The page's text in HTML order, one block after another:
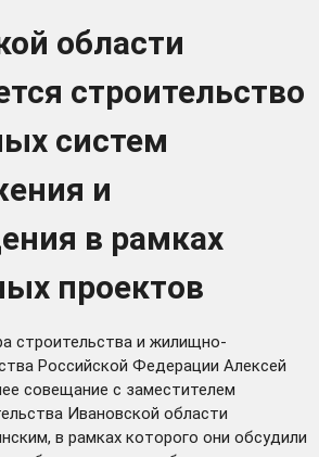
области
строительство
систем
и
в рамках
проектов
строительства и жилищно-
Российской Федерации Алексей
совещание с заместителем
Ивановской области
в рамках которого они обсудили